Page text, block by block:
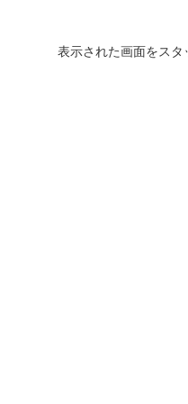
表示された画面をス